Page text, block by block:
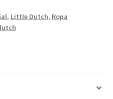
, Little Dutch, Ropa